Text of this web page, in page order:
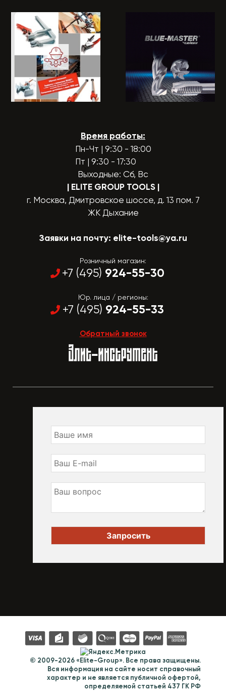
Время работы:
Пн-Чт | 9:30 - 18:00
Пт | 9:30 - 17:30
Выходные: Сб, Вс
| ELITE GROUP TOOLS |
г. Москва, Дмитровское шоссе, д. 13 пом. 7
ЖК Дыхание
Заявки на почту: elite-tools@ya.ru
Розничный магазин:
+7 (495) 924-55-30
Юр. лица / регионы:
+7 (495) 924-55-33
Обратный звонок
© 2009-2026 «Elite-Group». Все права защищены.
Вся информация на сайте носит справочный
характер и не является публичной офертой,
определяемой статьей 437 ГК РФ